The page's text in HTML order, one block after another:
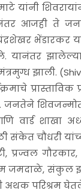
यांनी
आजही ते
भेंडारकर
यानंतर
झाली. (
वार्ड शाखा
संकेत चौधरी
प्रज्वल
संकुल
अथक परिश्रम